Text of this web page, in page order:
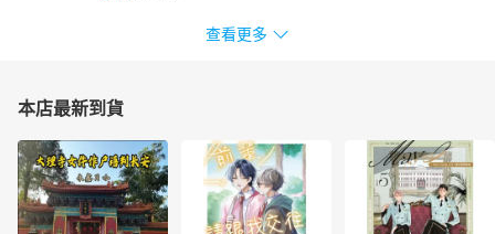
查看更多
本店最新到貨